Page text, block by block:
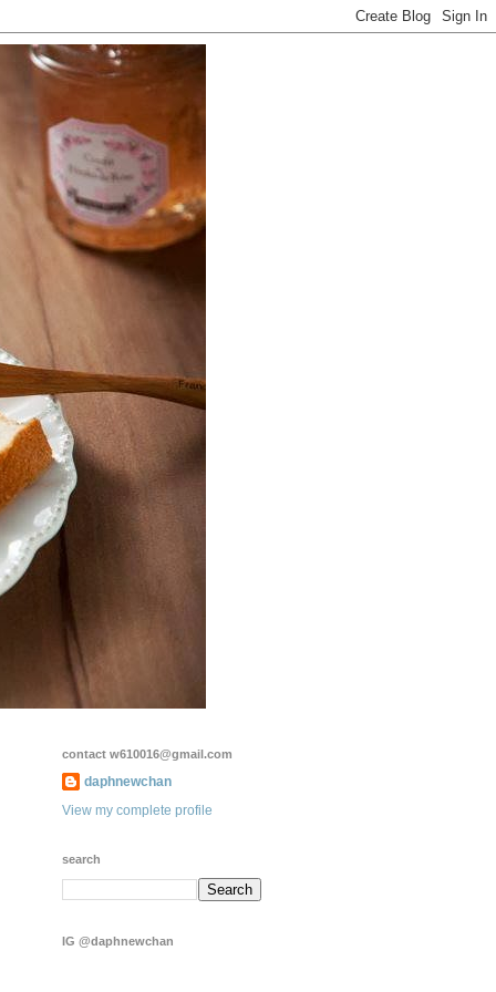
contact w610016@gmail.com
daphnewchan
View my complete profile
search
IG @daphnewchan